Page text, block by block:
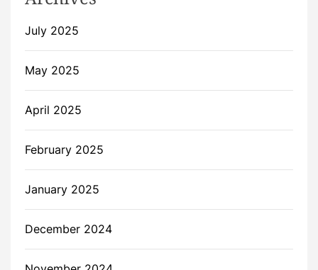
July 2025
May 2025
April 2025
February 2025
January 2025
December 2024